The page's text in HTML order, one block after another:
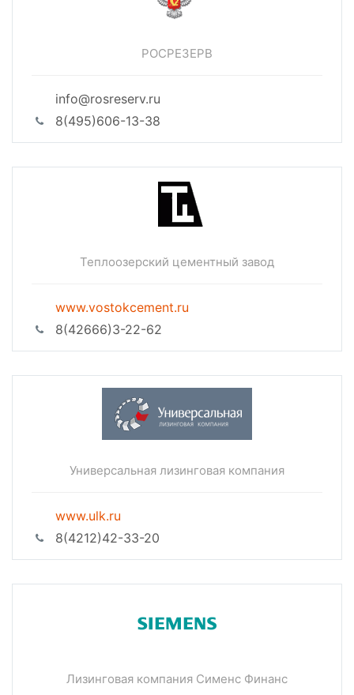
РОСРЕЗЕРВ
info@rosreserv.ru
8(495)606-13-38
Теплоозерский цементный завод
www.vostokcement.ru
8(42666)3-22-62
Универсальная лизинговая компания
www.ulk.ru
8(4212)42-33-20
Лизинговая компания Сименс Финанс